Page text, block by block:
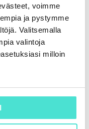
voimme
ja pystymme
Valitsemalla
valintoja
milloin
loppukoeilla